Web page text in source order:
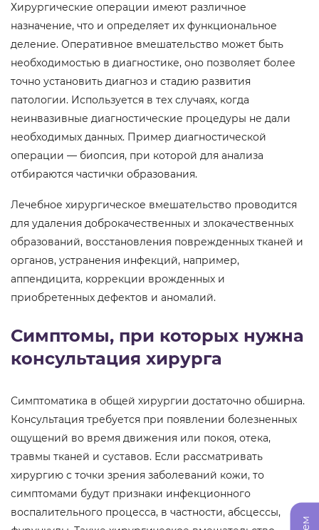
Хирургические операции имеют различное
назначение, что и определяет их функциональное
деление. Оперативное вмешательство может быть
необходимостью в диагностике, оно позволяет более
точно установить диагноз и стадию развития
патологии. Используется в тех случаях, когда
неинвазивные диагностические процедуры не дали
необходимых данных. Пример диагностической
операции — биопсия, при которой для анализа
отбираются частички образования.
Лечебное хирургическое вмешательство проводится
для удаления доброкачественных и злокачественных
образований, восстановления поврежденных тканей и
органов, устранения инфекций, например,
аппендицита, коррекции врожденных и
приобретенных дефектов и аномалий.
Симптомы, при которых нужна
консультация хирурга
Симптоматика в общей хирургии достаточно обширна.
Консультация требуется при появлении болезненных
ощущений во время движения или покоя, отека,
травмы тканей и суставов. Если рассматривать
хирургию с точки зрения заболеваний кожи, то
симптомами будут признаки инфекционного
воспалительного процесса, в частности, абсцессы,